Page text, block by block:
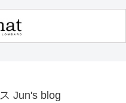
Jun's blog